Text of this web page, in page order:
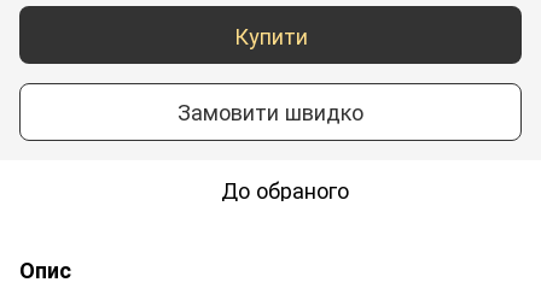
Купити
Замовити швидко
До обраного
Опис